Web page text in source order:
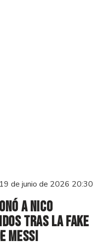
de junio de 2026 20:30
a Nico
tras la fake
Messi